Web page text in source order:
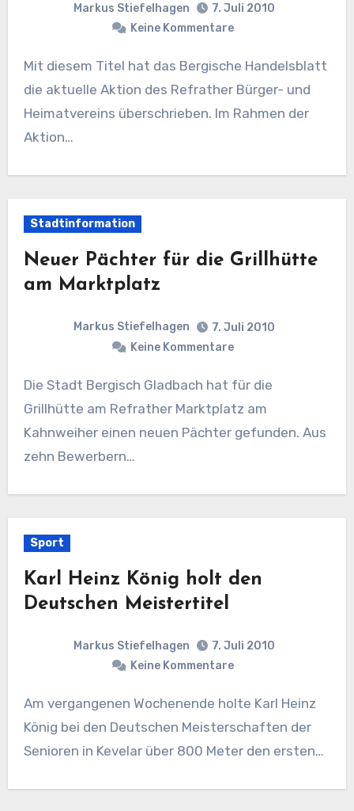
Markus Stiefelhagen
7. Juli 2010
Keine Kommentare
Mit diesem Titel hat das Bergische Handelsblatt
die aktuelle Aktion des Refrather Bürger- und
Heimatvereins überschrieben. Im Rahmen der
Aktion…
Stadtinformation
Neuer Pächter für die Grillhütte
am Marktplatz
Markus Stiefelhagen
7. Juli 2010
Keine Kommentare
Die Stadt Bergisch Gladbach hat für die
Grillhütte am Refrather Marktplatz am
Kahnweiher einen neuen Pächter gefunden. Aus
zehn Bewerbern…
Sport
Karl Heinz König holt den
Deutschen Meistertitel
Markus Stiefelhagen
7. Juli 2010
Keine Kommentare
Am vergangenen Wochenende holte Karl Heinz
König bei den Deutschen Meisterschaften der
Senioren in Kevelar über 800 Meter den ersten…